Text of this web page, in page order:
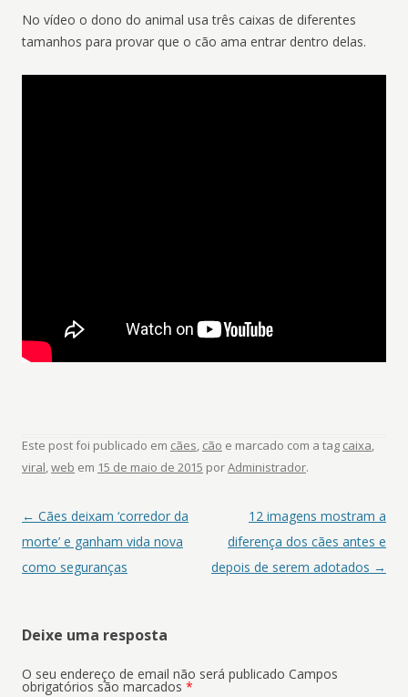
No vídeo o dono do animal usa três caixas de diferentes
tamanhos para provar que o cão ama entrar dentro delas.
Este post foi publicado em cães, cão e marcado com a tag caixa,
viral,web em 15 de maio de 2015 porAdministrador.
Navegação de posts
← Cães deixam ‘corredor da
morte’ e ganham vida nova
como seguranças
12 imagens mostram a
diferença dos cães antes e
depois de serem adotados →
Deixe uma resposta
O seu endereço de email não será publicado Campos
obrigatórios são marcados *